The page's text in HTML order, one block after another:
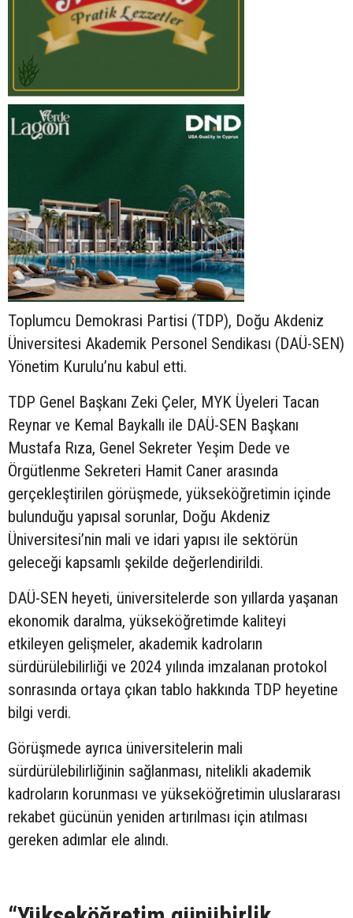
Toplumcu Demokrasi Partisi (TDP), Doğu Akdeniz
Üniversitesi Akademik Personel Sendikası (DAÜ-SEN)
Yönetim Kurulu’nu kabul etti.
TDP Genel Başkanı Zeki Çeler, MYK Üyeleri Tacan
Reynar ve Kemal Baykallı ile DAÜ-SEN Başkanı
Mustafa Rıza, Genel Sekreter Yeşim Dede ve
Örgütlenme Sekreteri Hamit Caner arasında
gerçekleştirilen görüşmede, yükseköğretimin içinde
bulunduğu yapısal sorunlar, Doğu Akdeniz
Üniversitesi’nin mali ve idari yapısı ile sektörün
geleceği kapsamlı şekilde değerlendirildi.
DAÜ-SEN heyeti, üniversitelerde son yıllarda yaşanan
ekonomik daralma, yükseköğretimde kaliteyi
etkileyen gelişmeler, akademik kadroların
sürdürülebilirliği ve 2024 yılında imzalanan protokol
sonrasında ortaya çıkan tablo hakkında TDP heyetine
bilgi verdi.
Görüşmede ayrıca üniversitelerin mali
sürdürülebilirliğinin sağlanması, nitelikli akademik
kadroların korunması ve yükseköğretimin uluslararası
rekabet gücünün yeniden artırılması için atılması
gereken adımlar ele alındı.